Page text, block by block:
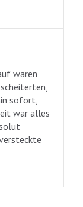
waren
sofort,
war alles